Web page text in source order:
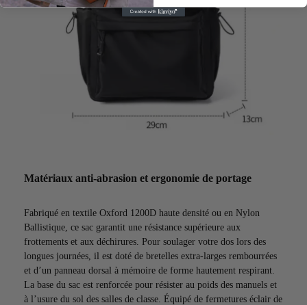
Matériaux anti-abrasion et ergonomie de portage
Fabriqué en textile Oxford 1200D haute densité ou en Nylon
Ballistique, ce sac garantit une résistance supérieure aux
frottements et aux déchirures. Pour soulager votre dos lors des
longues journées, il est doté de bretelles extra-larges rembourrées
et d’un panneau dorsal à mémoire de forme hautement respirant.
La base du sac est renforcée pour résister au poids des manuels et
à l’usure du sol des salles de classe. Équipé de fermetures éclair de